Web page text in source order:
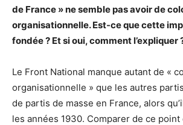
de France » ne semble pas avoir de
organisationnelle. Est-ce que cette
fondée ? Et si oui, comment l’expliquer
Le Front National manque autant de «
organisationnelle » que les autres
de partis de masse en France, alors
les années 1930. Comparer de ce point